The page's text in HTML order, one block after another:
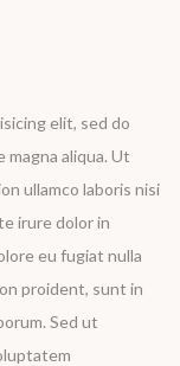
elit, sed do
aliqua. Ut
ullamco laboris nisi
irure dolor in
eu fugiat nulla
proident, sunt in
Sed ut